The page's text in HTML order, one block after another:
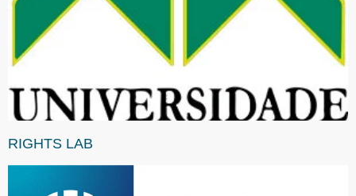
RIGHTS LAB